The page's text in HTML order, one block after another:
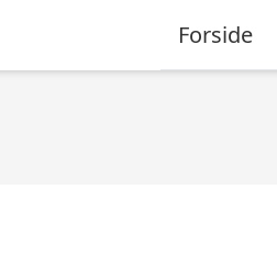
Forside